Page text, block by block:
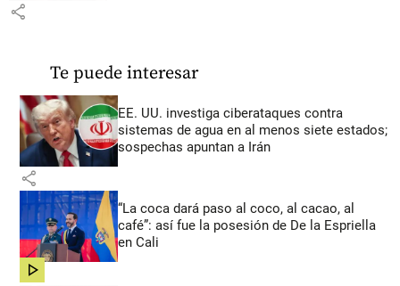
share
Te puede interesar
EE. UU. investiga ciberataques contra
sistemas de agua en al menos siete estados;
sospechas apuntan a Irán
share
“La coca dará paso al coco, al cacao, al
café”: así fue la posesión de De la Espriella
en Cali
share